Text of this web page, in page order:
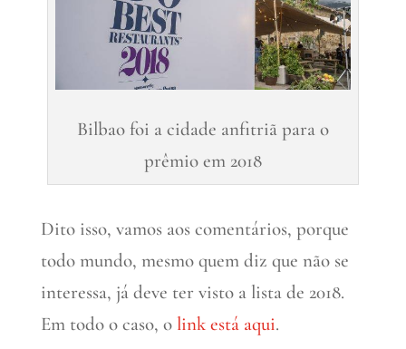
Bilbao foi a cidade anfitriã para o
prêmio em 2018
Dito isso, vamos aos comentários, porque
todo mundo, mesmo quem diz que não se
interessa, já deve ter visto a lista de 2018.
Em todo o caso, o link está aqui.